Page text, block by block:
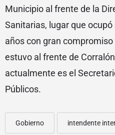
Municipio al frente de la
Sanitarias, lugar que
años con gran
estuvo al frente de
actualmente es el
Públicos.
Gobierno intendente